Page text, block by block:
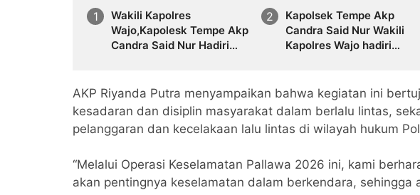
Wakili Kapolres
Wajo,Kapolesk Tempe Akp
Candra Said Nur Hadiri
Kapolsek Tempe Akp
Candra Said Nur Wakili
Kapolres Wajo hadiri
AKP Riyanda Putra menyampaikan bahwa kegiatan ini
kesadaran dan disiplin masyarakat dalam berlalu lintas,
pelanggaran dan kecelakaan lalu lintas di wilayah hukum
“Melalui Operasi Keselamatan Pallawa 2026 ini, kami
akan pentingnya keselamatan dalam berkendara, sehingga